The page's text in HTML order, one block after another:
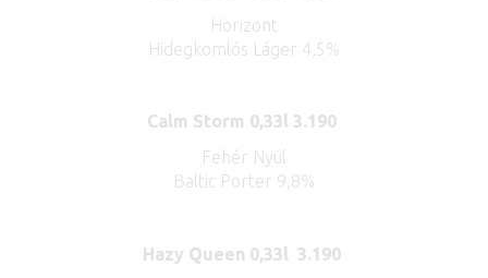
Horizont
Hidegkomlós Láger 4,5%
Calm Storm 0,33l 3.190
Fehér Nyúl
Baltic Porter 9,8%
Hazy Queen 0,33l 3.190